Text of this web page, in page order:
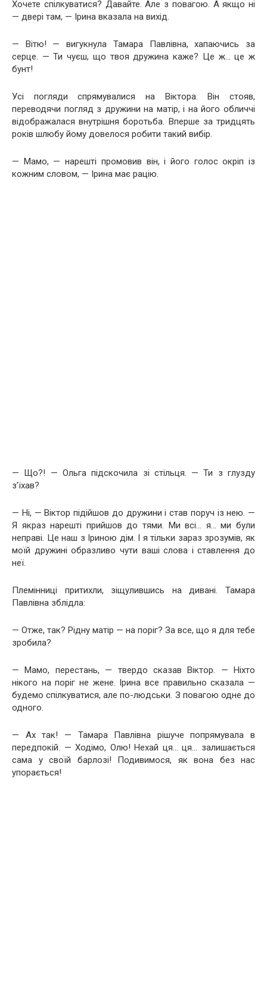
Хочете спілкуватися? Давайте. Але з повагою. А якщо ні
— двері там, — Ірина вказала на вихід.
— Вітю! — вигукнула Тамара Павлівна, хапаючись за
серце. — Ти чуєш, що твоя дружина каже? Це ж… це ж
бунт!
Усі погляди спрямувалися на Віктора. Він стояв,
переводячи погляд з дружини на матір, і на його обличчі
відображалася внутрішня боротьба. Вперше за тридцять
років шлюбу йому довелося робити такий вибір.
— Мамо, — нарешті промовив він, і його голос окріп із
кожним словом, — Ірина має рацію.
— Що?! — Ольга підскочила зі стільця. — Ти з глузду
з’їхав?
— Ні, — Віктор підійшов до дружини і став поруч із нею. —
Я якраз нарешті прийшов до тями. Ми всі… я… ми були
неправі. Це наш з Іриною дім. І я тільки зараз зрозумів, як
моїй дружині образливо чути ваші слова і ставлення до
неї.
Племінниці притихли, зіщулившись на дивані. Тамара
Павлівна зблідла:
— Отже, так? Рідну матір — на поріг? За все, що я для тебе
зробила?
— Мамо, перестань, — твердо сказав Віктор. — Ніхто
нікого на поріг не жене. Ірина все правильно сказала —
будемо спілкуватися, але по-людськи. З повагою одне до
одного.
— Ах так! — Тамара Павлівна рішуче попрямувала в
передпокій. — Ходімо, Олю! Нехай ця… ця… залишається
сама у своїй барлозі! Подивимося, як вона без нас
упорається!